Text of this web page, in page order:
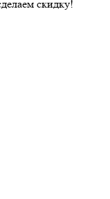
скидку!